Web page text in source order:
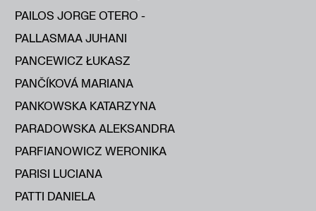
PAILOS JORGE OTERO -
PALLASMAA JUHANI
PANCEWICZ ŁUKASZ
PANČÍKOVÁ MARIANA
PANKOWSKA KATARZYNA
PARADOWSKA ALEKSANDRA
PARFIANOWICZ WERONIKA
PARISI LUCIANA
PATTI DANIELA